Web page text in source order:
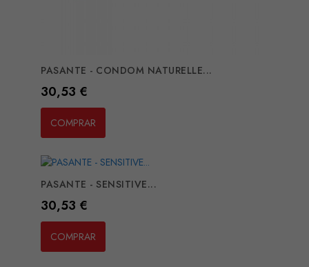
PASANTE - CONDOM NATURELLE...
Preço
30,53 €
COMPRAR
PASANTE - SENSITIVE...
Preço
30,53 €
COMPRAR